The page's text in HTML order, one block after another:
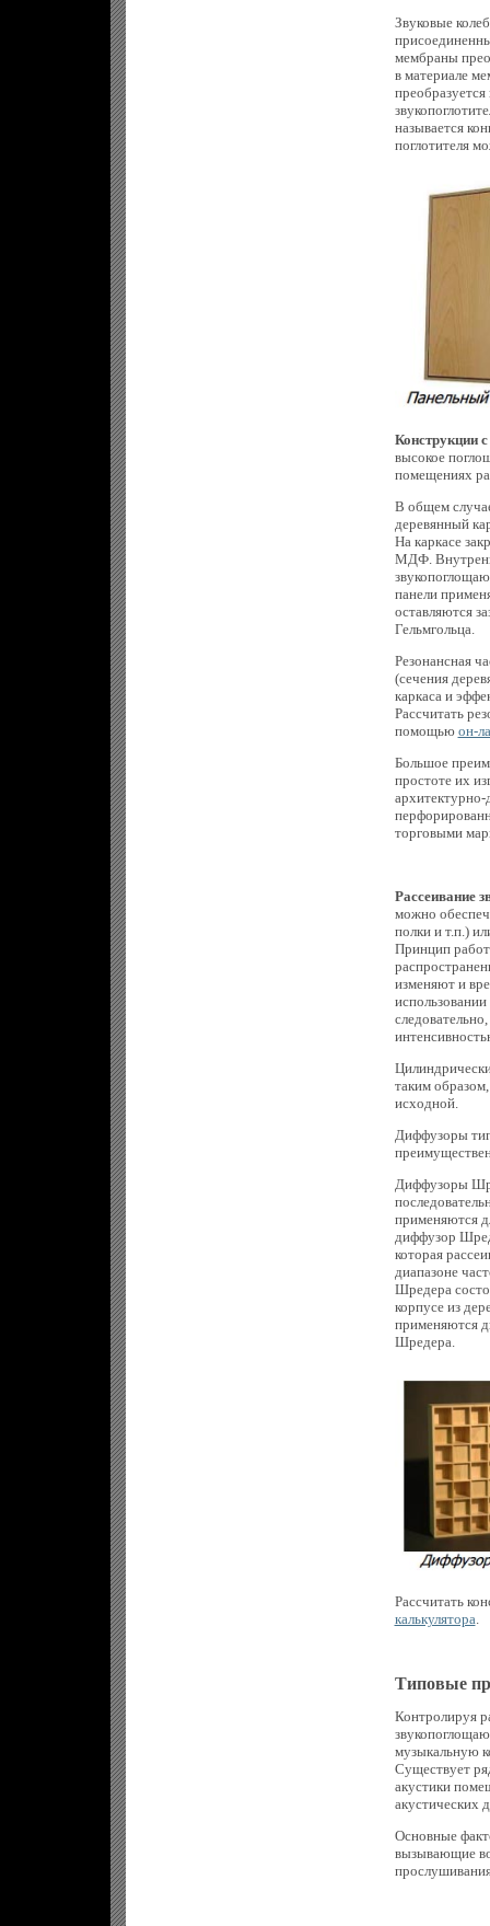
Звуковые
мембраны
в материале
преобразуется
называется
поглотителя
Конструкции
высокое
помещениях
В общем
деревянный
На каркасе
МДФ.
панели
оставляются
Гельмгольца.
Резонансная
(сечения
каркаса и
Рассчитать
помощью он-
Большое
простоте их
торговыми
Рассеивание
можно
полки и т.п.)
Принцип
изменяют и
таким
исходной.
Диффузоры
Диффузоры
применяются
диффузор
которая
диапазоне
Шредера
корпусе из
применяются
Шредера.
Рассчитать
калькулятора.
Типовые
Контролируя
музыкальную
Существует
акустики
акустических
Основные
вызывающие